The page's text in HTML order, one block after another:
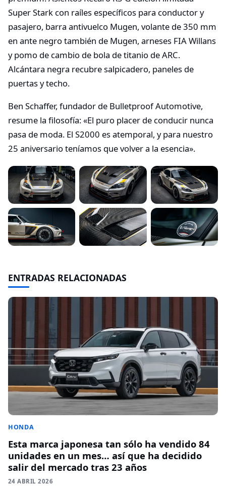
Super Stark con raíles específicos para conductor y
pasajero, barra antivuelco Mugen, volante de 350 mm
en ante negro también de Mugen, arneses FIA Willans
y pomo de cambio de bola de titanio de ARC.
Alcántara negra recubre salpicadero, paneles de
puertas y techo.
Ben Schaffer, fundador de Bulletproof Automotive,
resume la filosofía: «El puro placer de conducir nunca
pasa de moda. El S2000 es atemporal, y para nuestro
25 aniversario teníamos que volver a la esencia».
ENTRADAS RELACIONADAS
HONDA
Esta marca japonesa tan sólo ha vendido 84
unidades en un mes… así que ha decidido
salir del mercado tras 23 años
24 ABRIL 2026